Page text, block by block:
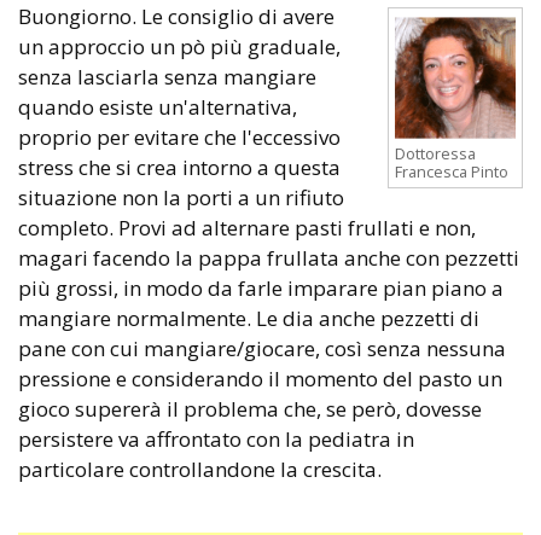
Dottoressa
Francesca Pinto
Buongiorno. Le consiglio di avere
un approccio un pò più graduale,
senza lasciarla senza mangiare
quando esiste un'alternativa,
proprio per evitare che l'eccessivo
stress che si crea intorno a questa
situazione non la porti a un rifiuto
completo. Provi ad alternare pasti frullati e non,
magari facendo la pappa frullata anche con pezzetti
più grossi, in modo da farle imparare pian piano a
mangiare normalmente. Le dia anche pezzetti di
pane con cui mangiare/giocare, così senza nessuna
pressione e considerando il momento del pasto un
gioco supererà il problema che, se però, dovesse
persistere va affrontato con la pediatra in
particolare controllandone la crescita.